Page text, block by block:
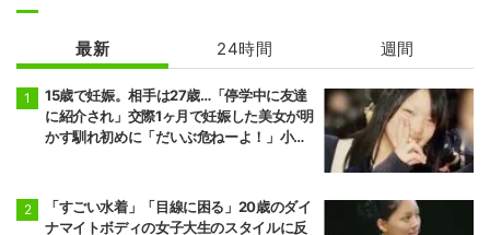
最新 24時間 週間
15歳で妊娠。相手は27歳…「停学中に友達
に紹介され」交際1ヶ月で妊娠した美女が明
かす馴れ初めに「だいぶ危ねーよ！」小森
「すごい水着」「目線に困る」20歳のダイ
ナマイトボディの女子大生のスタイルに反